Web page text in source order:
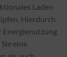
Laden
Hierdurch
Energienutzung
eine